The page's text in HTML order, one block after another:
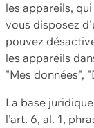
les appareils,
vous disposez
pouvez
les appareils
"Mes données",
La base
l'art. 6, al. 1,